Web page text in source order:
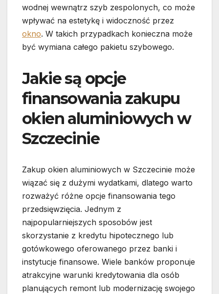
wodnej wewnątrz szyb zespolonych, co może
wpływać na estetykę i widoczność przez
okno. W takich przypadkach konieczna może
być wymiana całego pakietu szybowego.
Jakie są opcje
finansowania zakupu
okien aluminiowych w
Szczecinie
Zakup okien aluminiowych w Szczecinie może
wiązać się z dużymi wydatkami, dlatego warto
rozważyć różne opcje finansowania tego
przedsięwzięcia. Jednym z
najpopularniejszych sposobów jest
skorzystanie z kredytu hipotecznego lub
gotówkowego oferowanego przez banki i
instytucje finansowe. Wiele banków proponuje
atrakcyjne warunki kredytowania dla osób
planujących remont lub modernizację swojego